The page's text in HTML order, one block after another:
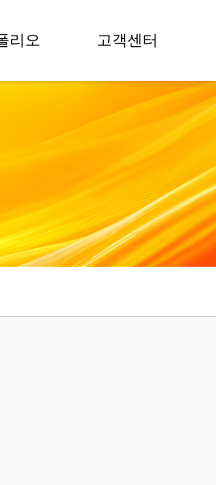
리오
러리
러리
고객센터
공지사항
상담 문의